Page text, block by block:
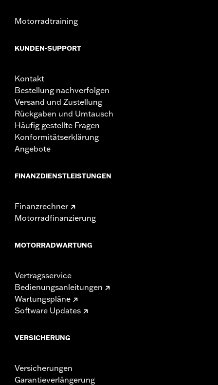
Motorradtraining
KUNDEN-SUPPORT
Kontakt
Bestellung nachverfolgen
Versand und Zustellung
Rückgaben und Umtausch
Häufig gestellte Fragen
Konformitätserklärung
Angebote
FINANZDIENSTLEISTUNGEN
Finanzrechner
Motorradfinanzierung
MOTORRADWARTUNG
Vertragsservice
Bedienungsanleitungen
Wartungspläne
Software Updates
VERSICHERUNG
Versicherungen
Garantieverlängerung